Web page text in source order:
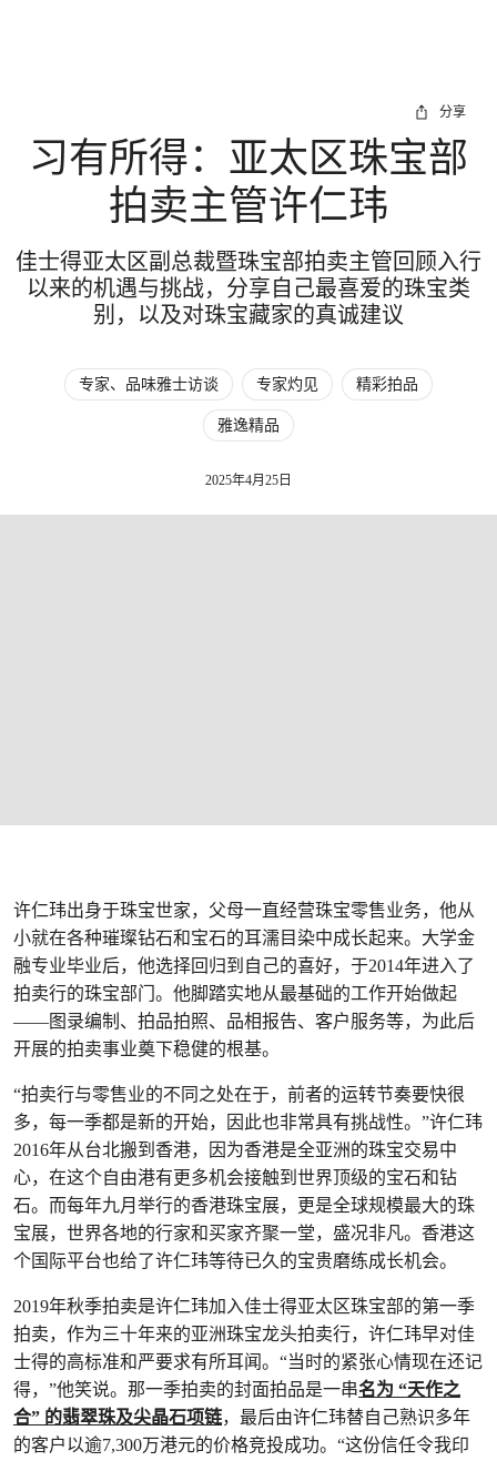
分享
习有所得：亚太区珠宝部
拍卖主管许仁玮
佳士得亚太区副总裁暨珠宝部拍卖主管回顾入行
以来的机遇与挑战，分享自己最喜爱的珠宝类
别，以及对珠宝藏家的真诚建议
专家、品味雅士访谈 专家灼见 精彩拍品
雅逸精品
2025年4月25日
许仁玮出身于珠宝世家，父母一直经营珠宝零售业务，他从
小就在各种璀璨钻石和宝石的耳濡目染中成长起来。大学金
融专业毕业后，他选择回归到自己的喜好，于2014年进入了
拍卖行的珠宝部门。他脚踏实地从最基础的工作开始做起
——图录编制、拍品拍照、品相报告、客户服务等，为此后
开展的拍卖事业奠下稳健的根基。
“拍卖行与零售业的不同之处在于，前者的运转节奏要快很
多，每一季都是新的开始，因此也非常具有挑战性。”许仁玮
2016年从台北搬到香港，因为香港是全亚洲的珠宝交易中
心，在这个自由港有更多机会接触到世界顶级的宝石和钻
石。而每年九月举行的香港珠宝展，更是全球规模最大的珠
宝展，世界各地的行家和买家齐聚一堂，盛况非凡。香港这
个国际平台也给了许仁玮等待已久的宝贵磨练成长机会。
2019年秋季拍卖是许仁玮加入佳士得亚太区珠宝部的第一季
拍卖，作为三十年来的亚洲珠宝龙头拍卖行，许仁玮早对佳
士得的高标准和严要求有所耳闻。“当时的紧张心情现在还记
得，”他笑说。那一季拍卖的封面拍品是一串名为 “天作之
合” 的翡翠珠及尖晶石项链，最后由许仁玮替自己熟识多年
的客户以逾7,300万港元的价格竞投成功。“这份信任令我印